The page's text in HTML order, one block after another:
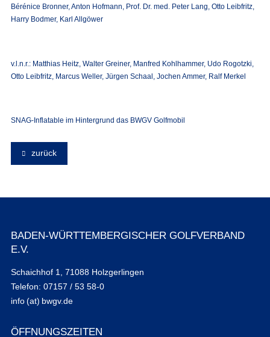
Bérénice Bronner, Anton Hofmann, Prof. Dr. med. Peter Lang, Otto Leibfritz,
Harry Bodmer, Karl Allgöwer
v.l.n.r.: Matthias Heitz, Walter Greiner, Manfred Kohlhammer, Udo Rogotzki,
Otto Leibfritz, Marcus Weller, Jürgen Schaal, Jochen Ammer, Ralf Merkel
SNAG-Inflatable im Hintergrund das BWGV Golfmobil
zurück
BADEN-WÜRTTEMBERGISCHER GOLFVERBAND
E.V.
Schaichhof 1, 71088 Holzgerlingen
Telefon: 07157 / 53 58-0
info (at) bwgv.de
ÖFFNUNGSZEITEN